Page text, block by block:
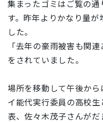
集まったゴミはご覧の
す。昨年よりかなり量
した。
「去年の豪雨被害も関
をされていました。
場所を移動して午後か
イ能代実行委員の高校
表、佐々木茂子さんが